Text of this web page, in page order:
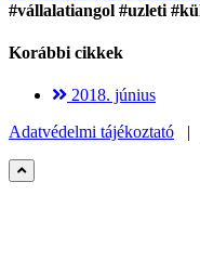
#vállalatiangol #uzleti
Korábbi cikkek
2018. június
Adatvédelmi tájékoztató |